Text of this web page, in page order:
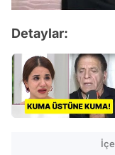
Detaylar: